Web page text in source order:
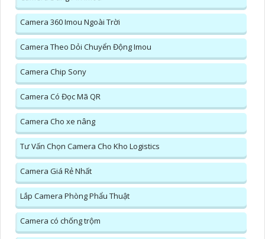
Camera 360 Imou Ngoài Trời
Camera Theo Dỏi Chuyển Động Imou
Camera Chip Sony
Camera Có Đọc Mã QR
Camera Cho xe nâng
Tư Vấn Chọn Camera Cho Kho Logistics
Camera Giá Rẻ Nhất
Lắp Camera Phòng Phẩu Thuật
Camera có chống trộm